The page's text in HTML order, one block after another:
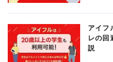
アイフ
レの回
説